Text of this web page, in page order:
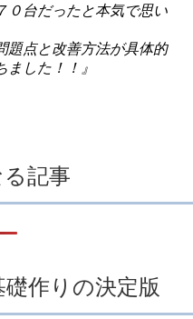
０台だったと本気で思い
題点と改善方法が具体的
した！！』
記事
作りの決定版